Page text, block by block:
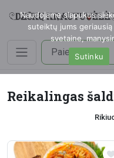
Reikalingas
Naudojame slapukus
suteiktų jums
svetaine,
Sutinku